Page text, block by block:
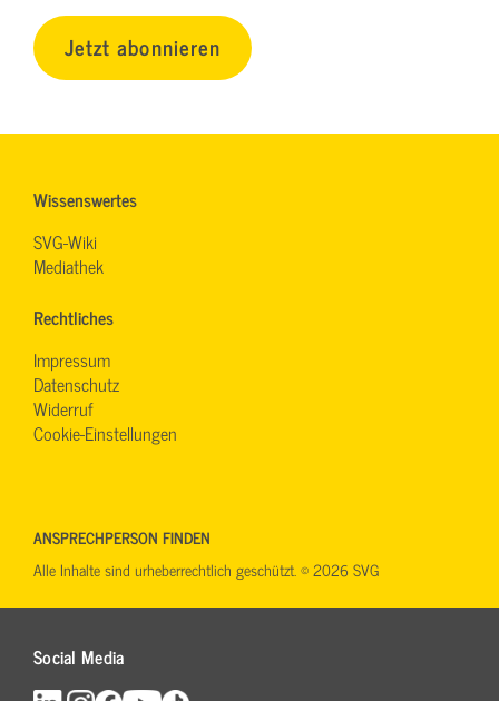
Jetzt abonnieren
Wissenswertes
SVG-Wiki
Mediathek
Rechtliches
Impressum
Datenschutz
Widerruf
Cookie-Einstellungen
Social Media
ANSPRECHPERSON FINDEN
Alle Inhalte sind urheberrechtlich geschützt. © 2026 SVG